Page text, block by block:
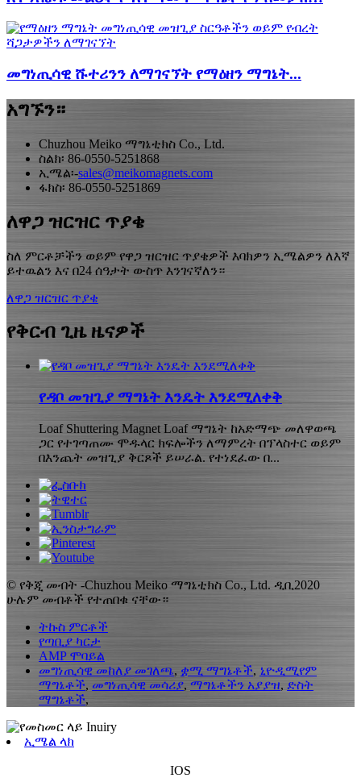
መግነጢሳዊ ሹተሪንን ለማገናኘት የማዕዘን ማግኔት...
አግኙን።
Chuzhou Meiko ማግኔቲክስ Co., Ltd.
ስልክ፡ 86-0550-5251868
ኢሜል፡-sales@meikomagnets.com
ፋክስ፡ 86-0550-5251869
ለዋጋ ዝርዝር ጥያቄ
ስለ ምርቶቻችን ወይም የዋጋ ዝርዝር ጥያቄዎች እባክዎን ኢሜልዎን ለእኛ
ይተዉልን እና በ24 ሰዓታት ውስጥ እንገናኛለን።
ለዋጋ ዝርዝር ጥያቄ
የቅርብ ጊዜ ዜናዎች
የዳቦ መዝጊያ ማግኔት እንዴት እንደሚለቀቅ
Loaf Shuttering Magnet Loaf ማግኔት ከአድማጭ መለዋወጫ
ጋር የተገጣጠሙ ሞዱላር ክፍሎችን ለማምረት በፕላስተር ወይም
በእንጨት መዝጊያ ቅርጾች ይሠራል. የተነደፈው በ...
© የቅጂ መብት -Chuzhou Meiko ማግኔቲክስ Co., Ltd. ዲቢ2020
ሁሉም መብቶች የተጠበቁ ናቸው።
ትኩስ ምርቶች
የጣቢያ ካርታ
AMP ሞባይል
መግነጢሳዊ መከለያ መገለጫ, ቋሚ ማግኔቶች, ኒዮዲሚየም
ማግኔቶች, መግነጢሳዊ መሳሪያ, ማግኔቶችን አያያዝ, ድስት
ማግኔቶች,
ኢሜል ላክ
IOS